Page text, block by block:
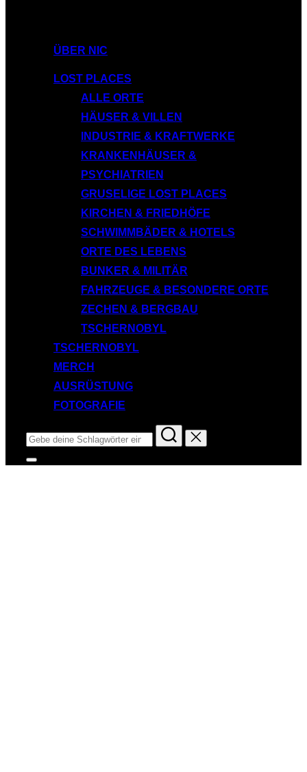
ÜBER NIC
LOST PLACES
ALLE ORTE
HÄUSER & VILLEN
INDUSTRIE & KRAFTWERKE
KRANKENHÄUSER &
PSYCHIATRIEN
GRUSELIGE LOST PLACES
KIRCHEN & FRIEDHÖFE
SCHWIMMBÄDER & HOTELS
ORTE DES LEBENS
BUNKER & MILITÄR
FAHRZEUGE & BESONDERE ORTE
ZECHEN & BERGBAU
TSCHERNOBYL
TSCHERNOBYL
MERCH
AUSRÜSTUNG
FOTOGRAFIE
Suchen
nach:
Seitenleiste